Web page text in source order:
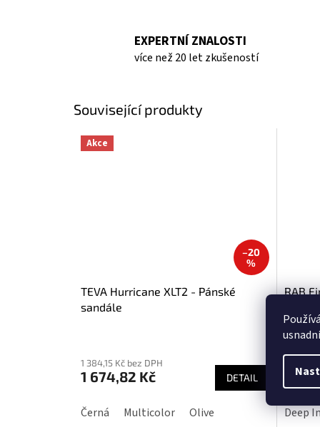
EXPERTNÍ ZNALOSTI
více než 20 let zkušeností
Související produkty
Akce
–20
%
TEVA Hurricane XLT2 - Pánské
sandále
produktu
je
4,0
z
1 384,15 Kč bez DPH
1 674,82 Kč DETAIL
Černá Multicolor Olive
RAB
je
4,0
z
6
Deep